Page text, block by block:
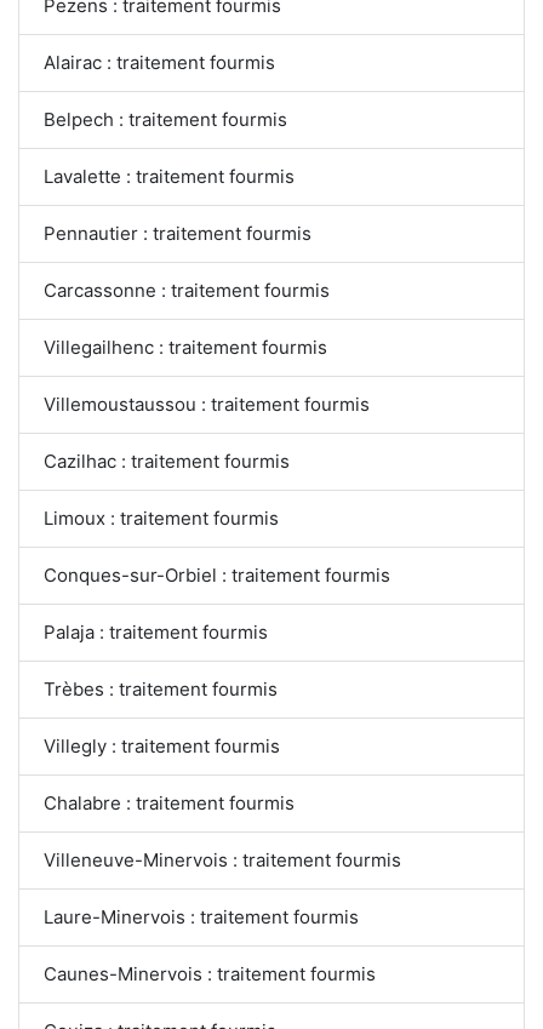
Pezens : traitement fourmis
Alairac : traitement fourmis
Belpech : traitement fourmis
Lavalette : traitement fourmis
Pennautier : traitement fourmis
Carcassonne : traitement fourmis
Villegailhenc : traitement fourmis
Villemoustaussou : traitement fourmis
Cazilhac : traitement fourmis
Limoux : traitement fourmis
Conques-sur-Orbiel : traitement fourmis
Palaja : traitement fourmis
Trèbes : traitement fourmis
Villegly : traitement fourmis
Chalabre : traitement fourmis
Villeneuve-Minervois : traitement fourmis
Laure-Minervois : traitement fourmis
Caunes-Minervois : traitement fourmis